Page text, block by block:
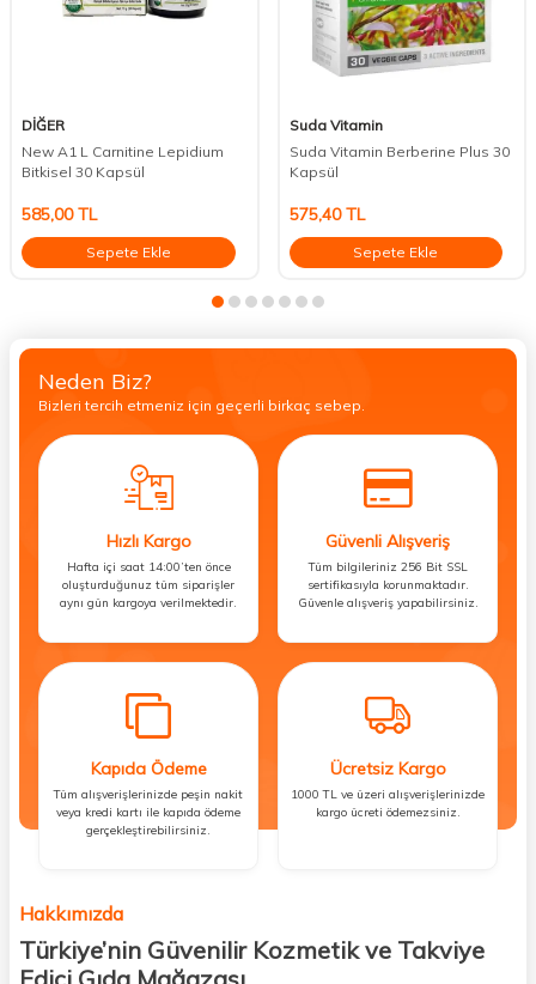
DİĞER
New A1 L Carnitine Lepidium
Bitkisel 30 Kapsül
585,00TL
Sepete Ekle
Suda Vitamin
Suda Vitamin Berberine Plus 30
Kapsül
575,40TL
Sepete Ekle
Neden Biz?
Bizleri tercih etmeniz için geçerli birkaç sebep.
Hızlı Kargo
Hafta içi saat 14:00’ten önce
oluşturduğunuz tüm siparişler
aynı gün kargoya verilmektedir.
Güvenli Alışveriş
Tüm bilgileriniz 256 Bit SSL
sertifikasıyla korunmaktadır.
Güvenle alışveriş yapabilirsiniz.
Kapıda Ödeme
Tüm alışverişlerinizde peşin nakit
veya kredi kartı ile kapıda ödeme
gerçekleştirebilirsiniz.
Ücretsiz Kargo
1000 TL ve üzeri alışverişlerinizde
kargo ücreti ödemezsiniz.
Hakkımızda
Türkiye’nin Güvenilir Kozmetik ve Takviye